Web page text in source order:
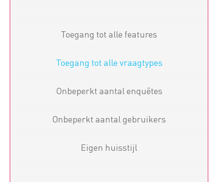
Toegang tot alle features
Toegang tot alle vraagtypes
Onbeperkt aantal enquêtes
Onbeperkt aantal gebruikers
Eigen huisstijl